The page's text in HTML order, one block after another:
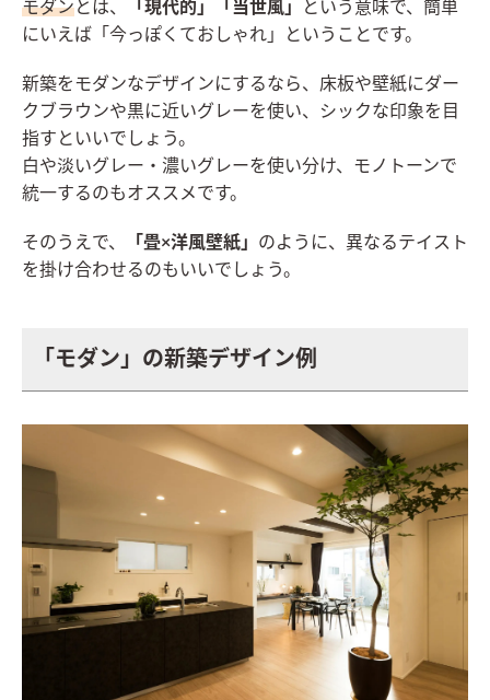
モダンとは、 「現代的」「当世風」
という意味で、簡単
にいえば「今っぽくておしゃれ」ということです。
新築をモダンなデザインにするなら、床板や壁紙にダー
クブラウンや黒に近いグレーを使い、シックな印象を目
指すといいでしょう。
白や淡いグレー・濃いグレーを使い分け、モノトーンで
統一するのもオススメです。
そのうえで、 「畳×洋風壁紙」 のように、異なるテイスト
を掛け合わせるのもいいでしょう。
「モダン」の新築デザイン例